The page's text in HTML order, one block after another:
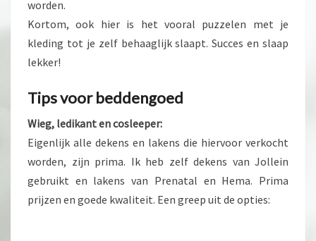
worden.
Kortom, ook hier is het vooral puzzelen met je
kleding tot je zelf behaaglijk slaapt. Succes en slaap
lekker!
Tips voor beddengoed
Wieg, ledikant en cosleeper:
Eigenlijk alle dekens en lakens die hiervoor verkocht
worden, zijn prima. Ik heb zelf dekens van Jollein
gebruikt en lakens van Prenatal en Hema. Prima
prijzen en goede kwaliteit. Een greep uit de opties: